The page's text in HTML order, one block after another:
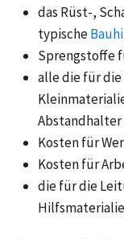
das Rüst-,
typische
Sprengstoffe
alle die für
Abstandhalter
Kosten für
Kosten für
die für die